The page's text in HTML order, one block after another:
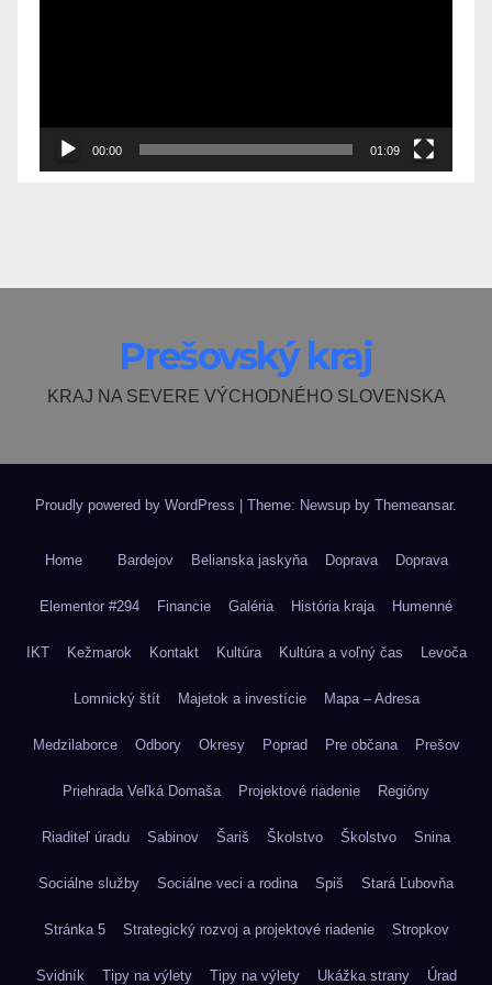
00:00 01:09
Prešovský kraj
KRAJ NA SEVERE VÝCHODNÉHO SLOVENSKA
Proudly powered by WordPress | Theme: Newsup by Themeansar.
Home Bardejov Belianska jaskyňa Doprava Doprava
Elementor #294 Financie Galéria História kraja Humenné
IKT Kežmarok Kontakt Kultúra Kultúra a voľný čas Levoča
Lomnický štít Majetok a investície Mapa – Adresa
Medzilaborce Odbory Okresy Poprad Pre občana Prešov
Priehrada Veľká Domaša Projektové riadenie Regióny
Riaditeľ úradu Sabinov Šariš Školstvo Školstvo Snina
Sociálne služby Sociálne veci a rodina Spiš Stará Ľubovňa
Stránka 5 Strategický rozvoj a projektové riadenie Stropkov
Svidník Tipy na výlety Tipy na výlety Ukážka strany Úrad